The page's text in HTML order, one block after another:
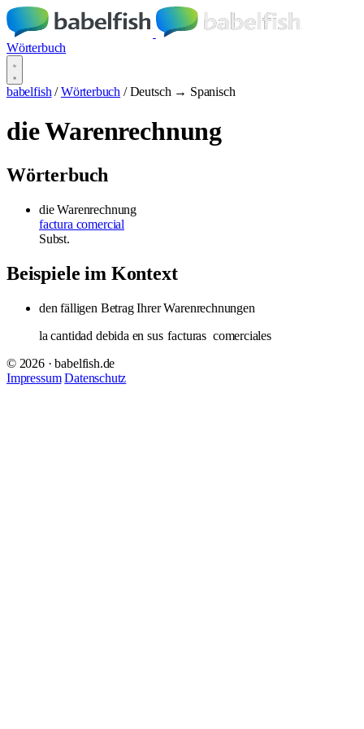
Wörterbuch
babelfish / Wörterbuch / Deutsch → Spanisch
die Warenrechnung
Wörterbuch
die Warenrechnung
factura comercial
Subst.
Beispiele im Kontext
den fälligen Betrag Ihrer Warenrechnungen
la cantidad debida en sus facturas comerciales
© 2026 · babelfish.de
Impressum Datenschutz